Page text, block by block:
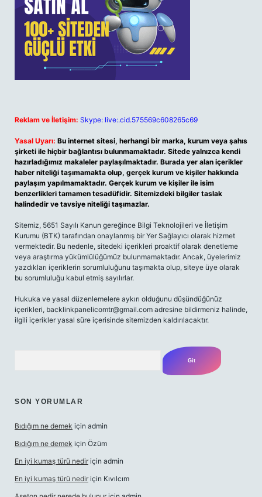
Reklam ve İletişim: Skype: live:.cid.575569c608265c69
Yasal Uyarı: Bu internet sitesi, herhangi bir marka, kurum veya şahıs
şirketi ile hiçbir bağlantısı bulunmamaktadır. Sitede yalnızca kendi
hazırladığımız makaleler paylaşılmaktadır. Burada yer alan içerikler
haber niteliği taşımamakta olup, gerçek kurum ve kişiler hakkında
paylaşım yapılmamaktadır. Gerçek kurum ve kişiler ile isim
benzerlikleri tamamen tesadüfidir. Sitemizdeki bilgiler taslak
halindedir ve tavsiye niteliği taşımazlar.
Sitemiz, 5651 Sayılı Kanun gereğince Bilgi Teknolojileri ve İletişim
Kurumu (BTK) tarafından onaylanmış bir Yer Sağlayıcı olarak hizmet
vermektedir. Bu nedenle, sitedeki içerikleri proaktif olarak denetleme
veya araştırma yükümlülüğümüz bulunmamaktadır. Ancak, üyelerimiz
yazdıkları içeriklerin sorumluluğunu taşımakta olup, siteye üye olarak
bu sorumluluğu kabul etmiş sayılırlar.
Hukuka ve yasal düzenlemelere aykırı olduğunu düşündüğünüz
içerikleri, backlinkpanelicomtr@gmail.com adresine bildirmeniz halinde,
ilgili içerikler yasal süre içerisinde sitemizden kaldırılacaktır.
SON YORUMLAR
Bıdığım ne demek için admin
Bıdığım ne demek için Özüm
En iyi kumaş türü nedir için admin
En iyi kumaş türü nedir için Kıvılcım